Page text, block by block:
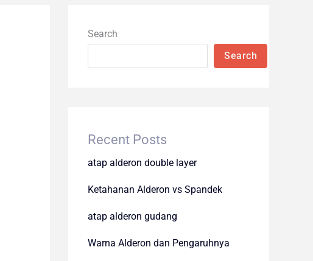
Search
Search
Recent Posts
atap alderon double layer
Ketahanan Alderon vs Spandek
atap alderon gudang
Warna Alderon dan Pengaruhnya